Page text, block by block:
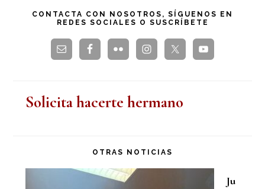
esta
CONTACTA CON NOSOTROS, SÍGUENOS EN
REDES SOCIALES O SUSCRÍBETE
Solicita hacerte hermano
OTRAS NOTICIAS
Ju